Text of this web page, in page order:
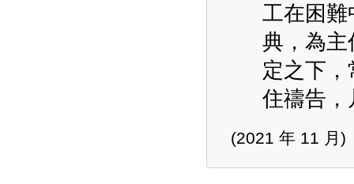
工在困難
典，為主
定之下
住禱告，
(2021 年 11 月)